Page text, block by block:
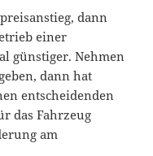
dann
einer
günstiger. Nehmen
dann hat
entscheidenden
das Fahrzeug
am